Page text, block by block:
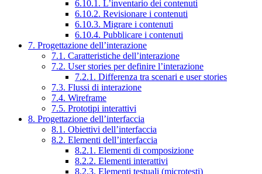
6.10.1. L’inventario dei contenuti
6.10.2. Revisionare i contenuti
6.10.3. Migrare i contenuti
6.10.4. Pubblicare i contenuti
7. Progettazione dell’interazione
7.1. Caratteristiche dell’interazione
7.2. User stories per definire l’interazione
7.2.1. Differenza tra scenari e user stories
7.3. Flussi di interazione
7.4. Wireframe
7.5. Prototipi interattivi
8. Progettazione dell’interfaccia
8.1. Obiettivi dell’interfaccia
8.2. Elementi dell’interfaccia
8.2.1. Elementi di composizione
8.2.2. Elementi interattivi
8.2.3. Elementi testuali (microtesti)